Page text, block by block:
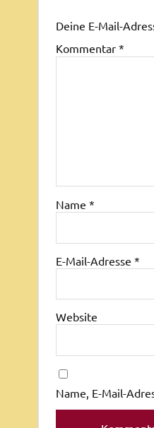
Deine E-Mail-
Kommentar *
Name *
E-Mail-Adresse *
Website
Name, E-Mail-